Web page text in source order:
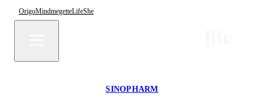
OrigoMindmegetteLifeShe
SINOPHARM